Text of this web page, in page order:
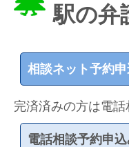
駅の弁
相談ネット予約
完済済みの方は電
電話相談予約申